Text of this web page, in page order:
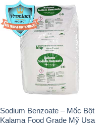
Sodium Benzoate – Mốc Bột
Kalama Food Grade Mỹ Usa